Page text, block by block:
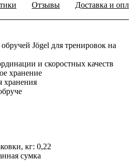
Отзывы Доставка и
Jögel для тренировок на
и скоростных качеств
хранение
хранения
кг: 0,22
сумка